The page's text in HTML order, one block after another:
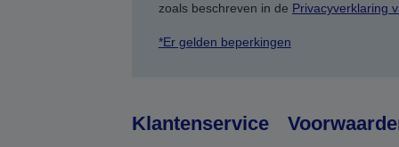
zoals beschreven in de Privacyverklaring
*Er gelden beperkingen
Klantenservice